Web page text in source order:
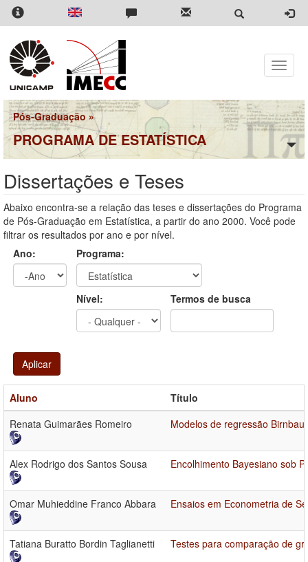
Pular
para
conteúdo
principal
Toggle
Pós-Graduação »
PROGRAMA DE ESTATÍSTICA
Dissertações e Teses
Abaixo encontra-se a relação das teses e dissertações do Programa
de Pós-Graduação em Estatística, a partir do ano 2000. Você pode
filtrar os resultados por ano e por nível.
Ano:
Programa:
Nível: Termos de busca
Aplicar
Aluno
Título
Renata Guimarães Romeiro
Modelos de regressão
Alex Rodrigo dos Santos Sousa Encolhimento Bayesiano sob
Omar Muhieddine Franco Abbara Ensaios em Econometria de
Tatiana Buratto Bordin Taglianetti Testes para comparação de